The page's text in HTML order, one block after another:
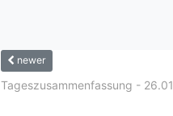
newer
Tageszusammenfassung -